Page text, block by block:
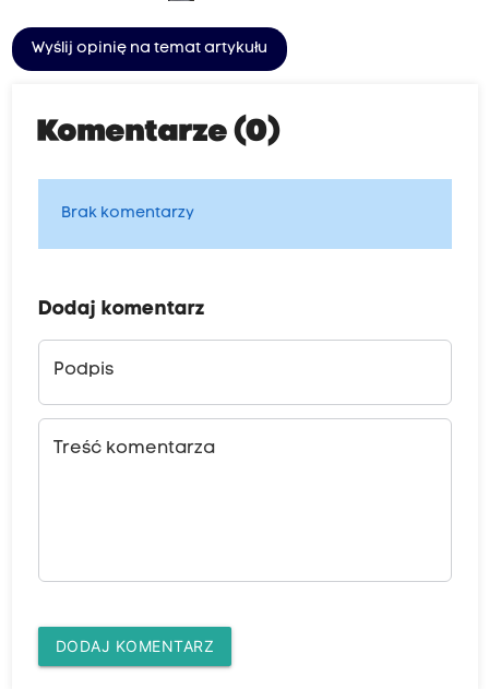
Wyślij opinię na temat artykułu
Komentarze (0)
Brak komentarzy
Dodaj komentarz
Podpis
Treść komentarza
DODAJ KOMENTARZ